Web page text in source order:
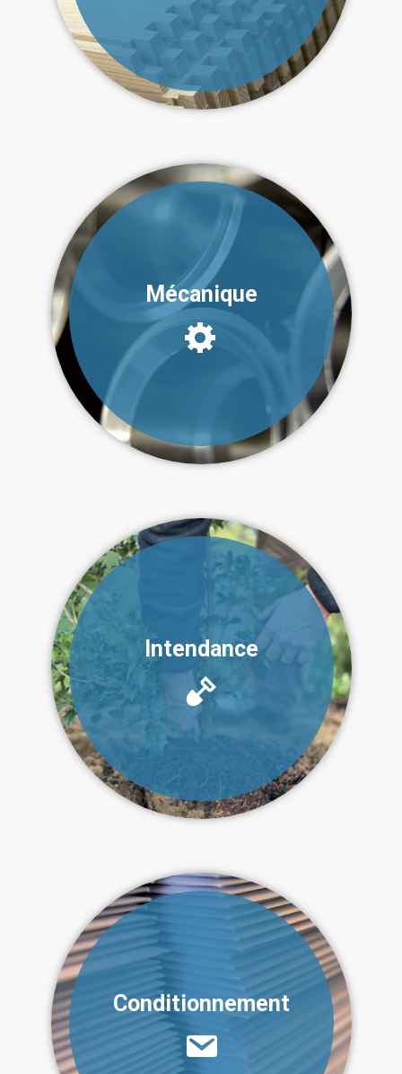
Mécanique
Intendance
Conditionnement